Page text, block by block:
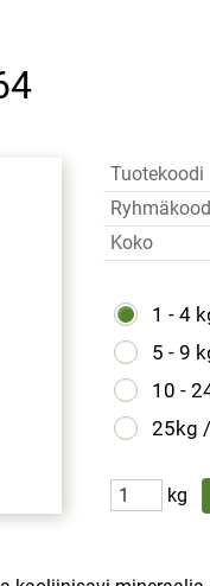
Tuotekoodi
Koko
1 - 4
5 - 9
10 -
25kg
kg